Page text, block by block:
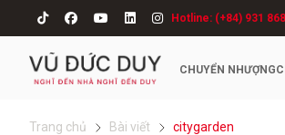
Hotline: (+84) 931
CHUYỂN NHƯỢNG
Trang chủ Bài viết citygarden